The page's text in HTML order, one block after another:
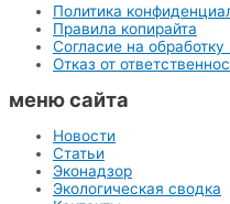
Политика
Правила копирайта
Согласие на
Отказ от
меню сайта
Новости
Статьи
Эконадзор
Экологическая сводка